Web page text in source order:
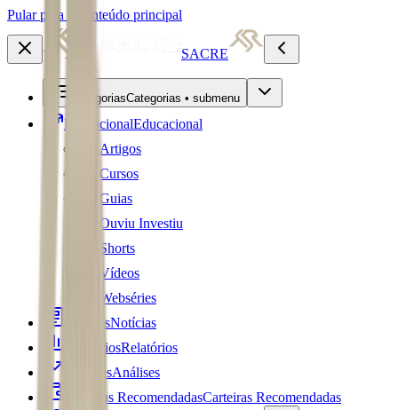
Pular para o conteúdo principal
SACRE
CategoriasCategorias • submenu
EducacionalEducacional
Artigos
Cursos
Guias
Ouviu Investiu
Shorts
Vídeos
Webséries
NotíciasNotícias
RelatóriosRelatórios
AnálisesAnálises
Carteiras RecomendadasCarteiras Recomendadas